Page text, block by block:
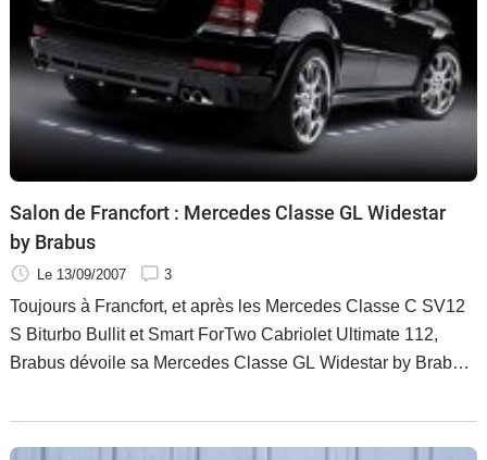
Flottes
Auto
Services
Forum
Moto
Marques
Salon de Francfort : Mercedes Classe GL Widestar
by Brabus
Le 13/09/2007 3
Toujours à Francfort, et après les Mercedes Classe C SV12
S Biturbo Bullit et Smart ForTwo Cabriolet Ultimate 112,
Brabus dévoile sa Mercedes Classe GL Widestar by Brabus
Widestar.